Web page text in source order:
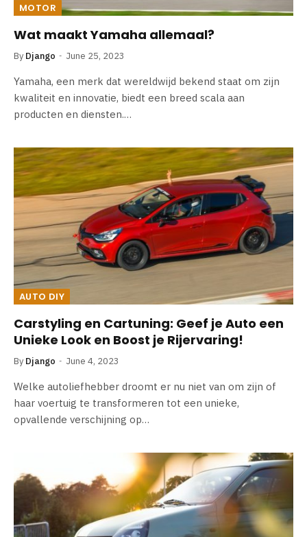
MOTOR
Wat maakt Yamaha allemaal?
By Django June 25, 2023
Yamaha, een merk dat wereldwijd bekend staat om zijn
kwaliteit en innovatie, biedt een breed scala aan
producten en diensten.…
AUTO DIY
Carstyling en Cartuning: Geef je Auto een
Unieke Look en Boost je Rijervaring!
By Django June 4, 2023
Welke autoliefhebber droomt er nu niet van om zijn of
haar voertuig te transformeren tot een unieke,
opvallende verschijning op…